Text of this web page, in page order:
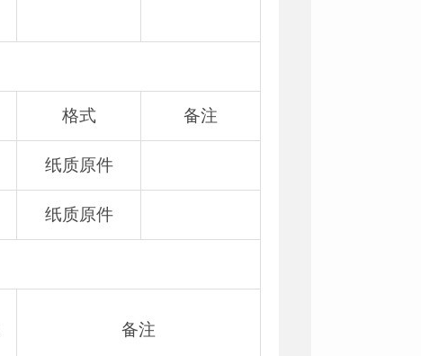
格式 备注
纸质原件
纸质原件
备注